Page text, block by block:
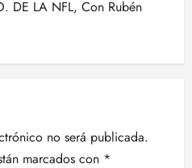
DE LA NFL, Con Rubén
no será publicada.
marcados con *